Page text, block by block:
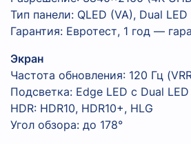
Тип панели: QLED (VA), Dual LED
Гарантия: Евротест, 1 год —
Экран
Частота обновления: 120 Гц
Подсветка: Edge LED с Dual LED
HDR: HDR10, HDR10+, HLG
Угол обзора: до 178°